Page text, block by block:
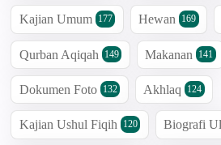
Kajian Umum 177 Hewan 169
Qurban Aqiqah 149 Makanan 141
Dokumen Foto 132 Akhlaq 124
Kajian Ushul Fiqih 120 Biografi